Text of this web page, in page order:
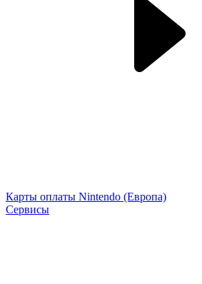
Карты оплаты Nintendo (Европа)
Сервисы